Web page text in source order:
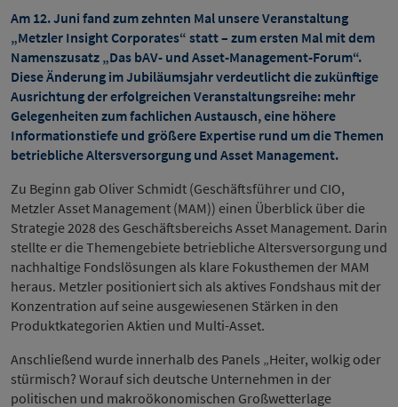
Am 12. Juni fand zum zehnten Mal unsere Veranstaltung
„Metzler Insight Corporates“ statt – zum ersten Mal mit dem
Namenszusatz „Das bAV- und Asset-Management-Forum“.
Diese Änderung im Jubiläumsjahr verdeutlicht die zukünftige
Ausrichtung der erfolgreichen Veranstaltungsreihe: mehr
Gelegenheiten zum fachlichen Austausch, eine höhere
Informationstiefe und größere Expertise rund um die Themen
betriebliche Altersversorgung und Asset Management.
Zu Beginn gab Oliver Schmidt (Geschäftsführer und CIO,
Metzler Asset Management (MAM)) einen Überblick über die
Strategie 2028 des Geschäftsbereichs Asset Management. Darin
stellte er die Themengebiete betriebliche Altersversorgung und
nachhaltige Fondslösungen als klare Fokusthemen der MAM
heraus. Metzler positioniert sich als aktives Fondshaus mit der
Konzentration auf seine ausgewiesenen Stärken in den
Produktkategorien Aktien und Multi-Asset.
Anschließend wurde innerhalb des Panels „Heiter, wolkig oder
stürmisch? Worauf sich deutsche Unternehmen in der
politischen und makroökonomischen Großwetterlage